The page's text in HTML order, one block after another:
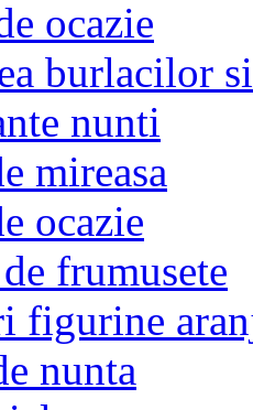
ocazie
burlacilor
nunti
mireasa
ocazie
frumusete
figurine
nunta